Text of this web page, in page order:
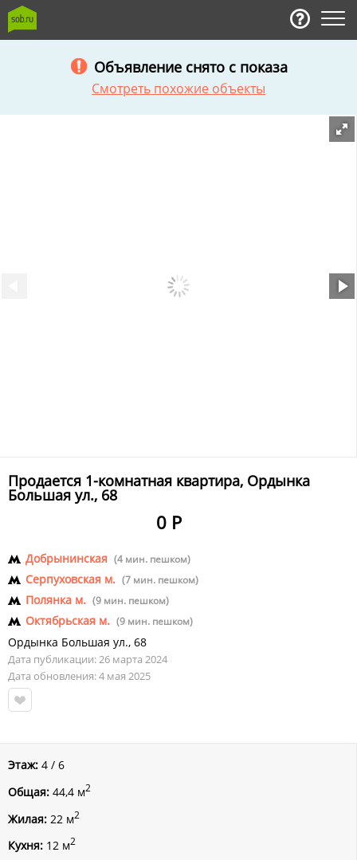
Объявление снято с показа
Смотреть похожие объекты
Продается 1-комнатная квартира, Ордынка
Большая ул., 68
0 Р
Добрынинская (4 мин. пешком)
Серпуховская м. (7 мин. пешком)
Полянка м. (9 мин. пешком)
Октябрьская м. (9 мин. пешком)
Ордынка Большая ул., 68
Дата публикации: 26 марта 2024
Дата обновления: 4 мая 2025
Этаж: 4 / 6
Общая: 44,4 м2
Жилая: 22 м2
Кухня: 12 м2